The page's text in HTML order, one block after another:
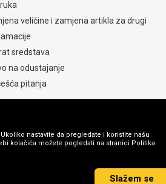
veličine i zamjena artikla za drugi
sredstava
na odustajanje
pitanja
nastavite da pregledate i koristite našu
kolačića možete pogledati na stranici Politika
Slažem se